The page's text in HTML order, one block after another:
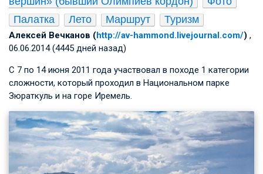
Палатка
Лето Маршрут Туризм
Алексей Вечканов (http://av-hammond.livejournal.com/) ,
06.06.2014 (4445 дней назад)
С 7 по 14 июня 2011 года участвовал в походе 1 категории
сложности, который проходил в Национальном парке
Зюраткуль и на горе Иремель.